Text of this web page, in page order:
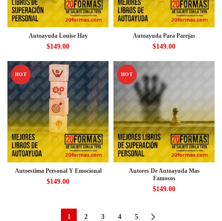
Autoayuda Louise Hay
$149.00
Autoayuda Para Parejas
$149.00
HOT
Autoestima Personal Y Emocional
$149.00
HOT
Autores De Autoayuda Mas
Famosos
$149.00
1 2 3 4 5